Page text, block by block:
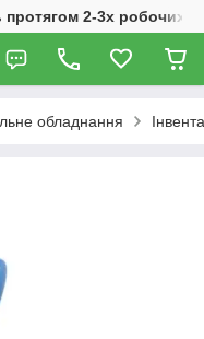
2-3х робочих
обладнання